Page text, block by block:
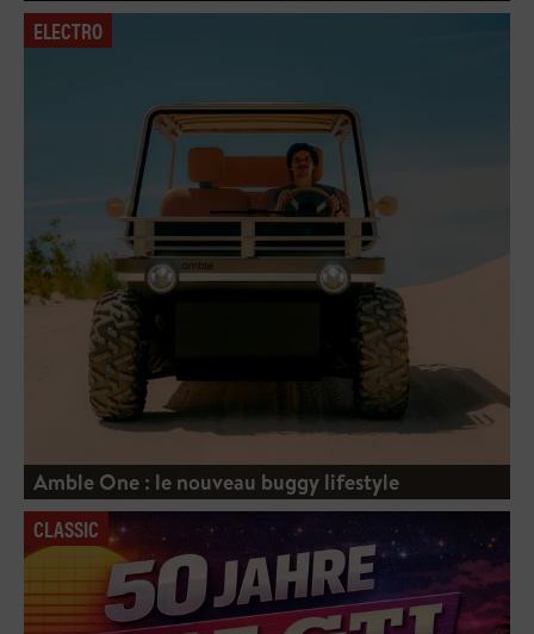
ELECTRO
Amble One : le nouveau buggy lifestyle
CLASSIC